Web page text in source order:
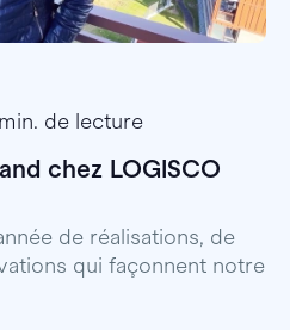
de lecture
chez LOGISCO
de réalisations, de
qui façonnent notre